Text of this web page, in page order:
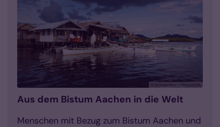
© Schwarzbach/MISEREOR
Aus dem Bistum Aachen in die Welt
Menschen mit Bezug zum Bistum Aachen und